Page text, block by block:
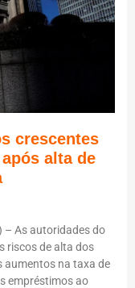
crescentes
alta de
– As autoridades do
riscos de alta dos
aumentos na taxa de
empréstimos ao